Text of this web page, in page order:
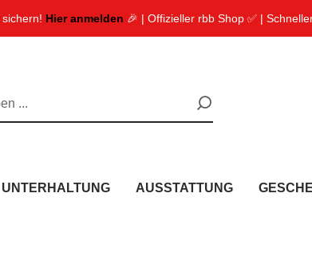
sichern! Hier anmelden 🎉 | Offizieller rbb Shop ✅ |
UNTERHALTUNG AUSSTATTUNG